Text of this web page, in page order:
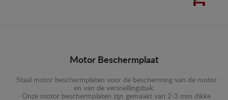
Motor Beschermplaat
- Staal motor beschermplaten voor de bescherming van de motor
en van de versnellingsbak.
- Onze motor beschermplaten zijn gemaakt van 2-3 mm dikke